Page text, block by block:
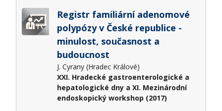
Registr familiární adenomové
polypózy v České republice -
minulost, současnost a
budoucnost
J. Cyrany (Hradec Králové)
XXI. Hradecké gastroenterologické a
hepatologické dny a XI. Mezinárodní
endoskopický workshop (2017)